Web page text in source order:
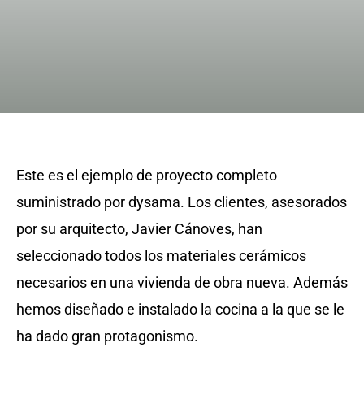
Este es el ejemplo de proyecto completo
suministrado por dysama. Los clientes, asesorados
por su arquitecto, Javier Cánoves, han
seleccionado todos los materiales cerámicos
necesarios en una vivienda de obra nueva. Además
hemos diseñado e instalado la cocina a la que se le
ha dado gran protagonismo.